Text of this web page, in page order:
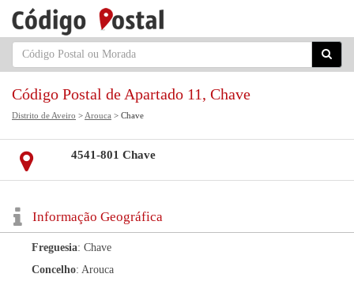
Código Postal de Apartado 11, Chave
Distrito de Aveiro > Arouca > Chave
4541-801 Chave
Informação Geográfica
Freguesia: Chave
Concelho: Arouca